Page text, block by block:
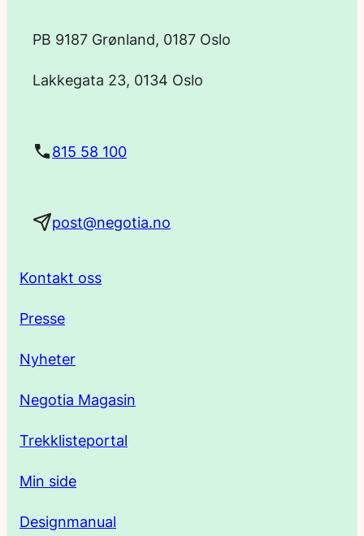
PB 9187 Grønland, 0187 Oslo
Lakkegata 23, 0134 Oslo
815 58 100
post@negotia.no
Kontakt oss
Presse
Nyheter
Negotia Magasin
Trekklisteportal
Min side
Designmanual